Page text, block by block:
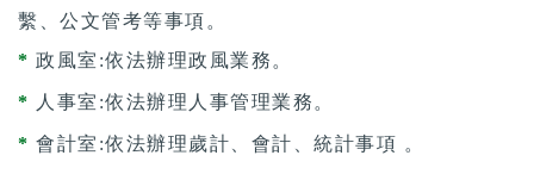
繫、公文管考等事項。
* 政風室:依法辦理政風業務。
* 人事室:依法辦理人事管理業務。
* 會計室:依法辦理歲計、會計、統計事項 。